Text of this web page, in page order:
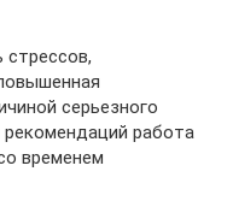
стрессов,
серьезного
работа
временем